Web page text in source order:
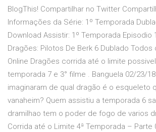
BlogThis! Compartilhar no Twitter
Informações da Série: 1º Temporada
Download Assistir: 1º Temporada Episodio
Dragões: Pilotos De Berk 6 Dublado Todos
Online Dragões corrida até o limite
temporada 7 e 3° filme . Banguela 02/23/
imaginaram de qual dragão é o esqueleto
vanaheim? Quem assistiu a temporada 6
dramilhao tem o poder de fogo de varios
Corrida até o Limite 4ª Temporada – Parte